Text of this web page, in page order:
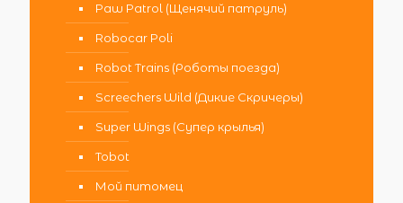
Paw Patrol (Щенячий патруль)
Robocar Poli
Robot Trains (Роботы поезда)
Screechers Wild (Дикие Скричеры)
Super Wings (Супер крылья)
Tobot
Мой питомец